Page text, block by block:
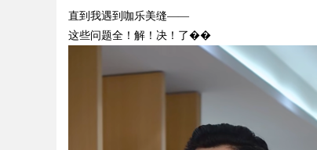
直到我遇到咖乐美缝——
这些问题全！解！决！了��